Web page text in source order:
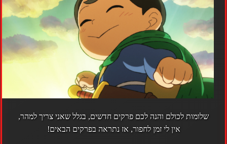
שלומות לכולם והנה לכם פרקים חדשים, בגלל שאני צריך למהר,
אין לי זמן לחפור, אז נתראה בפרקים הבאים!